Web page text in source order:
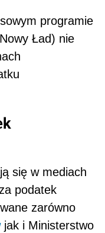
programie
Ład) nie
się w mediach
podatek
zarówno
jak i Ministerstwo